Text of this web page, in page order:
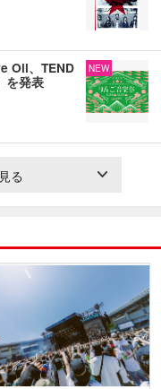
Oil、TEND
を発表
NEW
る